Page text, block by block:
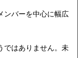
ンバーを中心に幅広
ではありません。未